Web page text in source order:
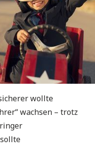
wollte
wachsen – trotz